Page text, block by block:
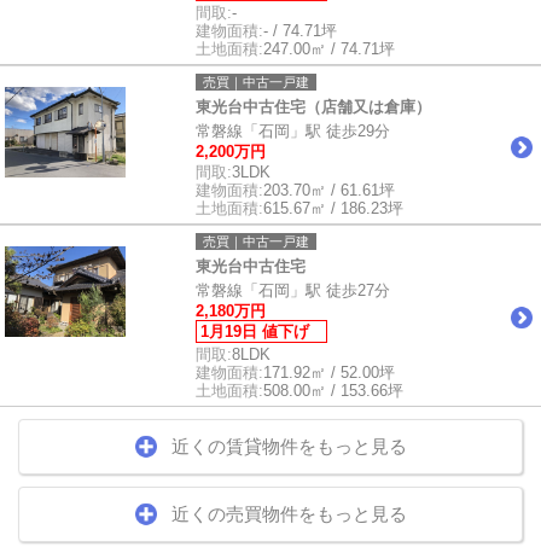
間取:-
建物面積:- / 74.71坪
土地面積:247.00㎡ / 74.71坪
売買｜中古一戸建
東光台中古住宅（店舗又は倉庫）
常磐線「石岡」駅 徒歩29分
2,200万円
間取:3LDK
建物面積:203.70㎡ / 61.61坪
土地面積:615.67㎡ / 186.23坪
売買｜中古一戸建
東光台中古住宅
常磐線「石岡」駅 徒歩27分
2,180万円
1月19日 値下げ
間取:8LDK
建物面積:171.92㎡ / 52.00坪
土地面積:508.00㎡ / 153.66坪
近くの賃貸物件をもっと見る
近くの売買物件をもっと見る